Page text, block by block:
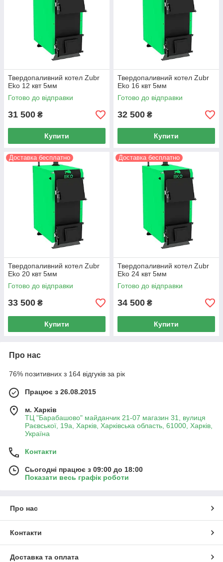
Твердопаливний котел Zubr
Eko 12 квт 5мм
Готово до відправки
31 500 ₴
Купити
Твердопаливний котел Zubr
Eko 16 квт 5мм
Готово до відправки
32 500 ₴
Купити
Доставка бесплатно
Твердопаливний котел Zubr
Eko 20 квт 5мм
Готово до відправки
33 500 ₴
Купити
Доставка бесплатно
Твердопаливний котел Zubr
Eko 24 квт 5мм
Готово до відправки
34 500 ₴
Купити
Про нас
76% позитивних з 164 відгуків за рік
Працює з 26.08.2015
м. Харків
ТЦ "Барабашово" майданчик 21-07 магазин 31, вулиця
Раєвської, 19а, Харків, Харківська область, 61000, Харків,
Україна
Контакти
Сьогодні працює з 09:00 до 18:00
Показати весь графік роботи
Про нас
Контакти
Доставка та оплата